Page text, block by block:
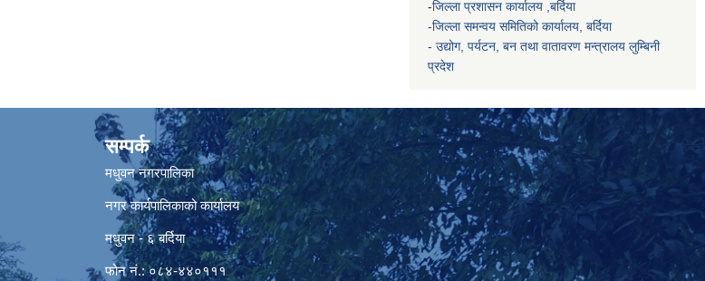
-जिल्ला प्रशासन कार्यालय ,बर्दिया
-जिल्ला समन्वय समितिको कार्यालय, बर्दिया
- उद्योग, पर्यटन, बन तथा वातावरण मन्त्रालय लुम्बिनी
प्रदेश
सम्पर्क
मधुवन नगरपालिका
नगर कार्यपालिकाको कार्यालय
मधुवन - ६ बर्दिया
फोन नं.: ०८४-४४०१११